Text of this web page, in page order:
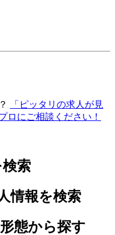
「ピッタリの求人が見
ロにご相談ください！
索
情報を検索
態から探す